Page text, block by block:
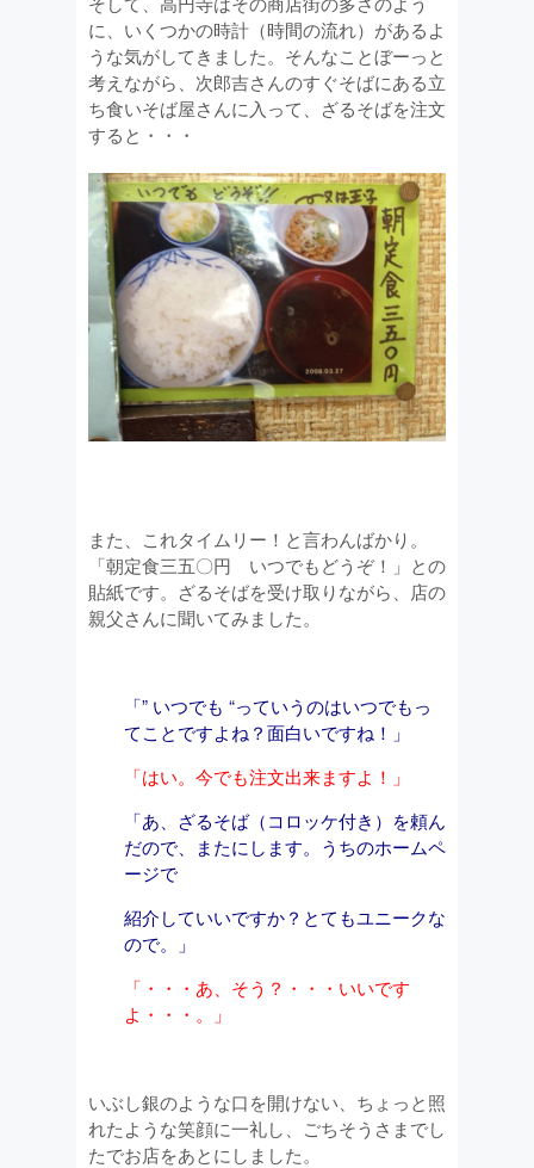
に、いくつかの時計（時間の流れ）があるよ
うな気がしてきました。そんなことぼーっと
考えながら、次郎吉さんのすぐそばにある立
ち食いそば屋さんに入って、ざるそばを注文
すると・・・
また、これタイムリー！と言わんばかり。
「朝定食三五〇円 いつでもどうぞ！」との
貼紙です。ざるそばを受け取りながら、店の
親父さんに聞いてみました。
「” いつでも “っていうのはいつでもっ
てことですよね？面白いですね！」
「はい。今でも注文出来ますよ！」
「あ、ざるそば（コロッケ付き）を頼ん
だので、またにします。うちのホームペ
ージで
紹介していいですか？とてもユニークな
ので。」
「・・・あ、そう？・・・いいです
よ・・・。」
いぶし銀のような口を開けない、ちょっと照
れたような笑顔に一礼し、ごちそうさまでし
たでお店をあとにしました。